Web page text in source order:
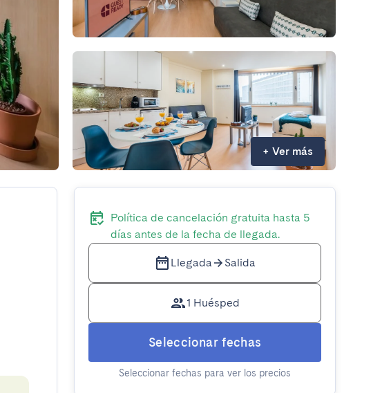
+ Ver más
Política de cancelación gratuita hasta 5
días antes de la fecha de llegada.
Llegada Salida
1 Huésped
Seleccionar fechas
Seleccionar fechas para ver los precios